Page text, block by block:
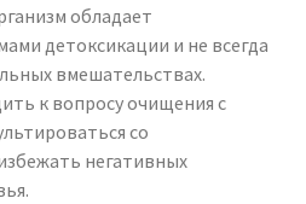
обладает
детоксикации и не всегда
вмешательствах.
к вопросу очищения с
со
негативных